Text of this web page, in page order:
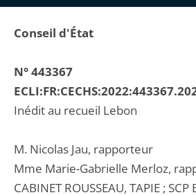
Conseil d'État
N° 443367
Inédit au recueil Lebon
M. Nicolas Jau, rapporteur
Mme Marie-Gabrielle Merloz,
CABINET ROUSSEAU, TAPIE ; SCP